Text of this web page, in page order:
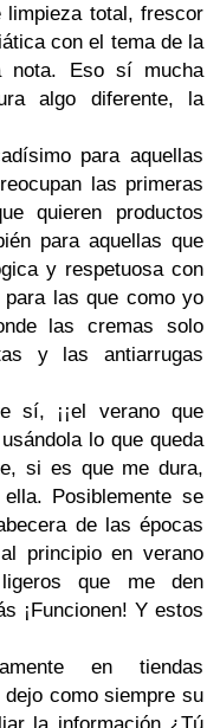
total, frescor
con el tema de la
nota. Eso sí mucha
algo diferente, la
para aquellas
las primeras
quieren productos
para aquellas que
y respetuosa con
las que como yo
las cremas solo
y las antiarrugas
sí, ¡¡el verano que
lo que queda
si es que me dura,
Posiblemente se
de las épocas
principio en verano
que me den
¡Funcionen! Y estos
en tiendas
como siempre su
la información ¿Tú